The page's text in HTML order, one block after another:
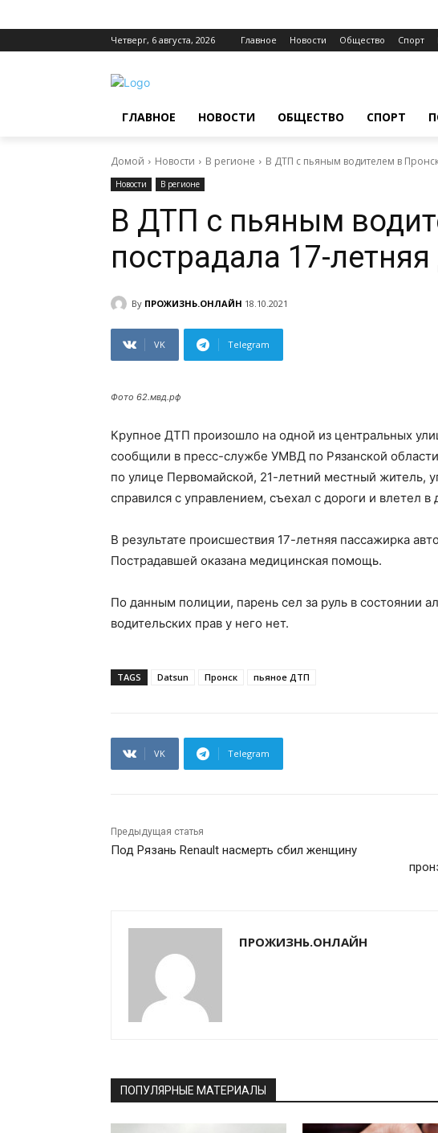
Четверг, 6 августа, 2026 Главное Новости Общество Спорт
ГЛАВНОЕ НОВОСТИ ОБЩЕСТВО СПОРТ
Домой Новости В регионе В ДТП с пьяным водителем в
Новости В регионе
В ДТП с пьяным
пострадала 17-
By ПРОЖИЗНЬ.ОНЛАЙН 18.10.2021
VK Telegram
Фото 62.мвд.рф
Крупное ДТП произошло на одной из центральных
сообщили в пресс-службе УМВД по Рязанской
по улице Первомайской, 21-летний местный житель,
справился с управлением, съехал с дороги и влетел в
В результате происшествия 17-летняя пассажирка
Пострадавшей оказана медицинская помощь.
По данным полиции, парень сел за руль в состоянии
водительских прав у него нет.
TAGS Datsun Пронск пьяное ДТП
VK Telegram
Предыдущая статья
Под Рязань Renault насмерть сбил женщину
ПРОЖИЗНЬ.ОНЛАЙН
ПОПУЛЯРНЫЕ МАТЕРИАЛЫ